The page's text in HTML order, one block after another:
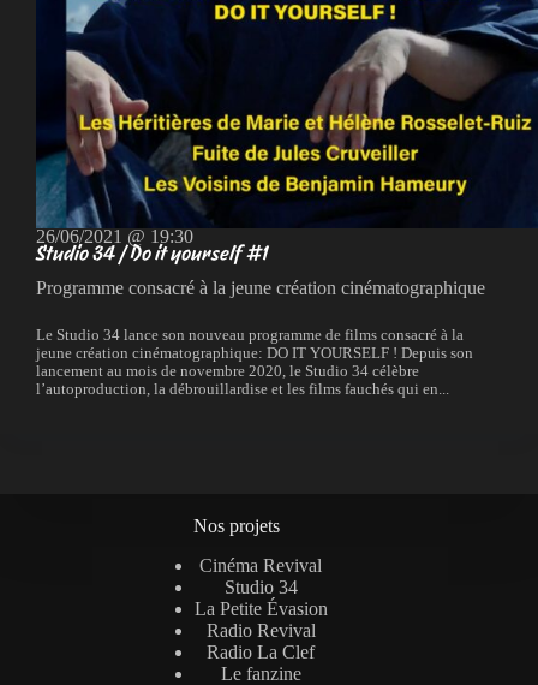
26/06/2021 @ 19:30
Studio 34 / Do it yourself #1
Programme consacré à la jeune création cinématographique
Le Studio 34 lance son nouveau programme de films consacré à la
jeune création cinématographique: DO IT YOURSELF ! Depuis son
lancement au mois de novembre 2020, le Studio 34 célèbre
l’autoproduction, la débrouillardise et les films fauchés qui en...
Nos projets
Cinéma Revival
Studio 34
La Petite Évasion
Radio Revival
Radio La Clef
Le fanzine